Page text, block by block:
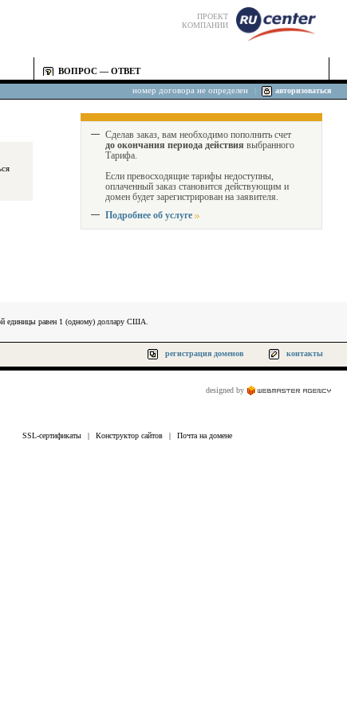
ПРОЕКТ
КОМПАНИИ
ВОПРОС — ОТВЕТ
номер договора не определен авторизоваться
Сделав заказ, вам необходимо пополнить счет
до окончания периода действия выбранного
Тарифа.
Если превосходящие тарифы недоступны,
оплаченный заказ становится действующим и
домен будет зарегистрирован на заявителя.
Подробнее об услуге
единицы равен 1 (одному) доллару США.
регистрация доменов контакты
designed by
SSL-сертификаты | Конструктор сайтов | Почта на домене